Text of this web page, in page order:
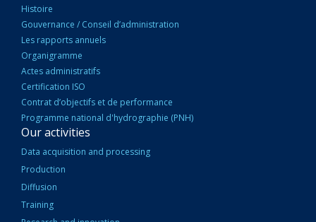
Histoire
Gouvernance / Conseil d’administration
Les rapports annuels
Organigramme
Actes administratifs
Certification ISO
Contrat d’objectifs et de performance
Programme national d'hydrographie (PNH)
Our activities
Data acquisition and processing
Production
Diffusion
Training